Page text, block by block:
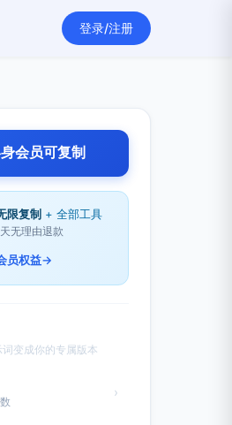
登录/注册
会员可复制
限复制 + 全部工具
无理由退款
员权益→
变成你的专属版本
›